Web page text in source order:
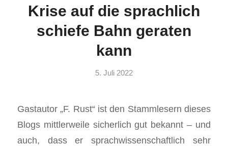
Krise auf die sprachlich
schiefe Bahn geraten
kann
5. Juli 2022
Gastautor „F. Rust“ ist den Stammlesern dieses
Blogs mittlerweile sicherlich gut bekannt – und
auch, dass er sprachwissenschaftlich sehr